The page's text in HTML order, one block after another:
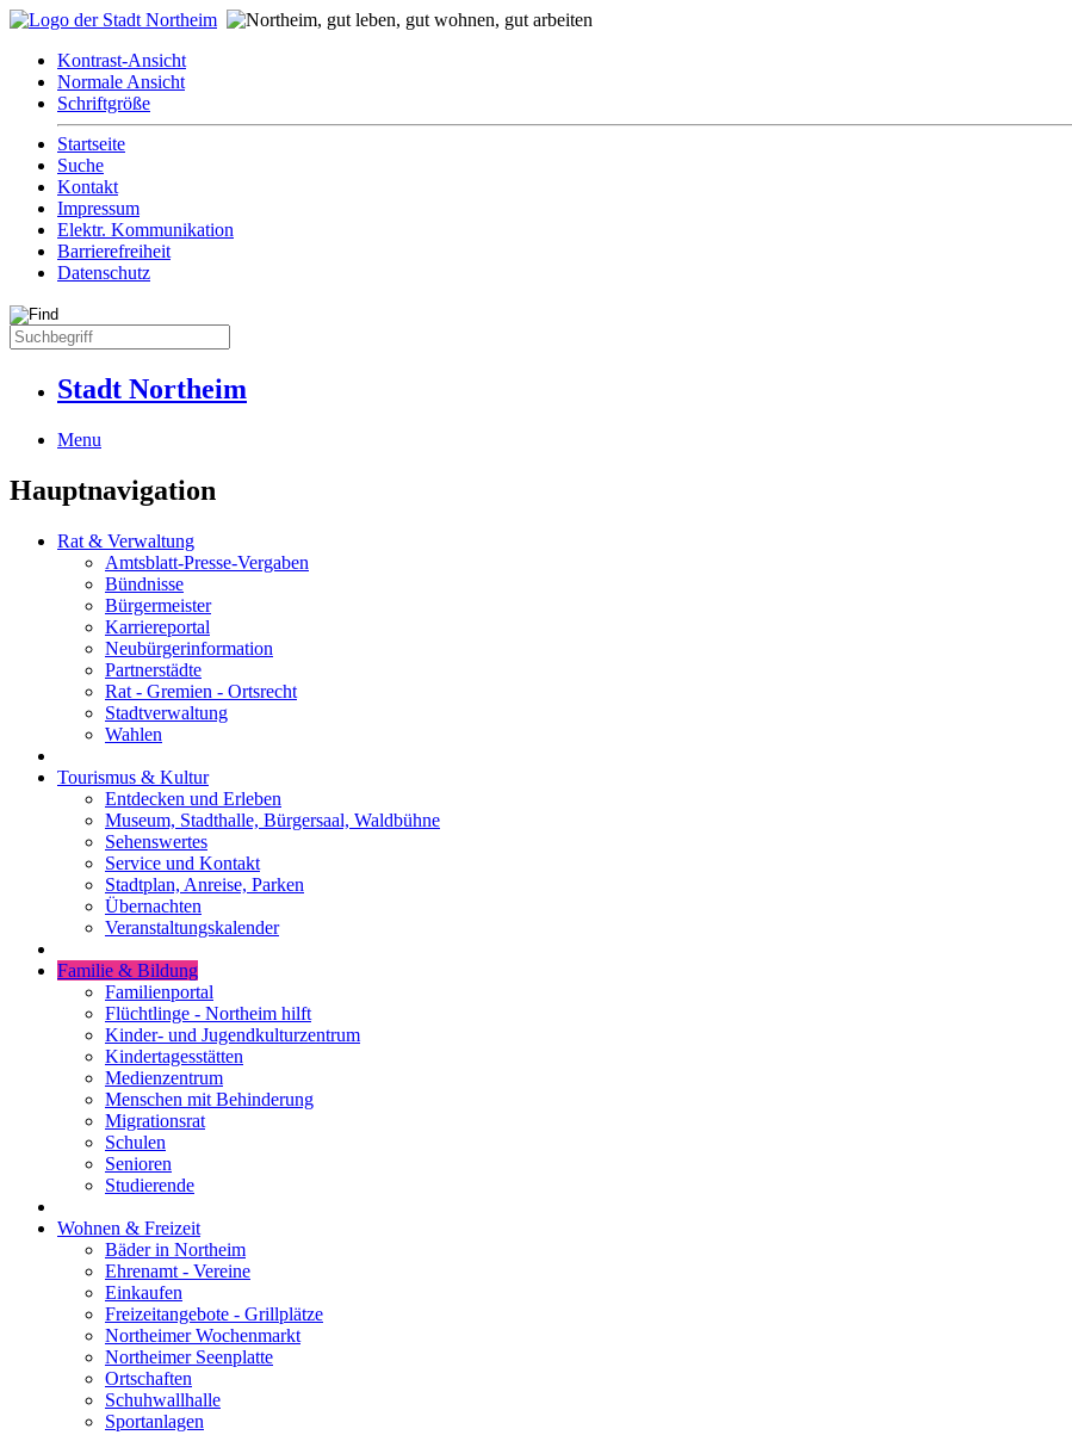
Kontrast-Ansicht
Normale Ansicht
Schriftgröße
Startseite
Suche
Kontakt
Impressum
Elektr. Kommunikation
Barrierefreiheit
Datenschutz
Stadt Northeim
Menu
Hauptnavigation
Rat & Verwaltung
Amtsblatt-Presse-Vergaben
Bündnisse
Bürgermeister
Karriereportal
Neubürgerinformation
Partnerstädte
Rat - Gremien - Ortsrecht
Stadtverwaltung
Wahlen
Tourismus & Kultur
Entdecken und Erleben
Museum, Stadthalle, Bürgersaal, Waldbühne
Sehenswertes
Service und Kontakt
Stadtplan, Anreise, Parken
Übernachten
Veranstaltungskalender
Familie & Bildung
Familienportal
Flüchtlinge - Northeim hilft
Kinder- und Jugendkulturzentrum
Kindertagesstätten
Medienzentrum
Menschen mit Behinderung
Migrationsrat
Schulen
Senioren
Studierende
Wohnen & Freizeit
Bäder in Northeim
Ehrenamt - Vereine
Einkaufen
Freizeitangebote - Grillplätze
Northeimer Wochenmarkt
Northeimer Seenplatte
Ortschaften
Schuhwallhalle
Sportanlagen